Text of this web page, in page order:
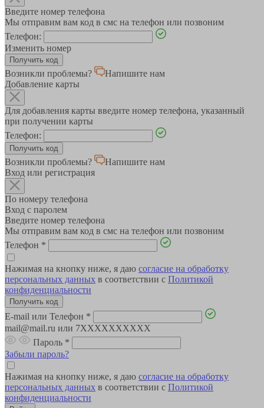
Введите номер телефона
Мы отправим вам код в смс на телефон или позвоним
Телефон:
Изменить номер
Возникли проблемы?
Напишите нам
Добавление карты
Для добавления карты введите номер телефона, указанный
при получении карты
Телефон:
Возникли проблемы?
Напишите нам
Вход или регистрация
По номеру телефона
Вход с паролем
Введите номер телефона
Мы отправим вам код в смс на телефон или позвоним
Телефон *
Нажимая на кнопку ниже, я даю согласие на обработку
персональных данных в соответствии с Политикой
конфиденциальности
E-mail или Телефон *
mail@mail.ru или 7XXXXXXXXXX
Пароль *
Забыли пароль?
Нажимая на кнопку ниже, я даю согласие на обработку
персональных данных в соответствии с Политикой
конфиденциальности